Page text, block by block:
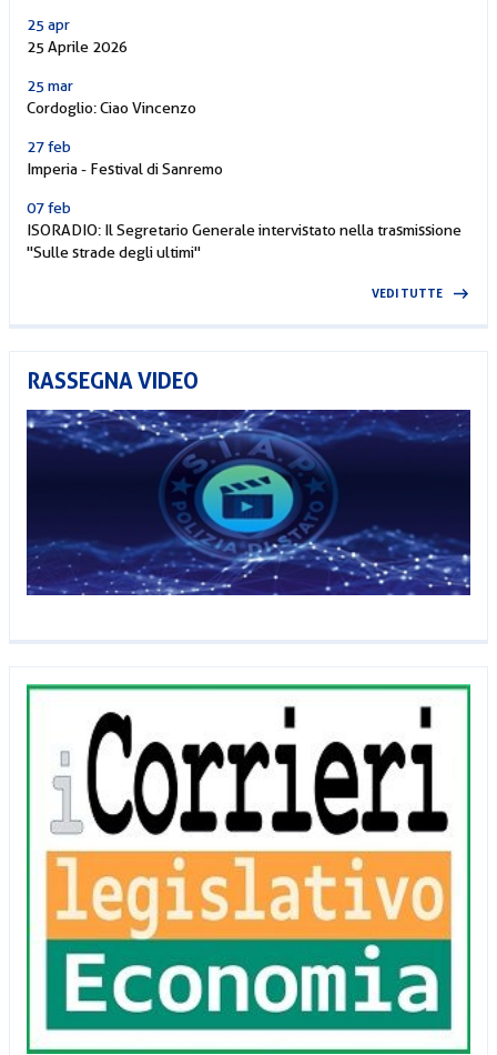
25 apr
25 Aprile 2026
25 mar
Cordoglio: Ciao Vincenzo
27 feb
Imperia - Festival di Sanremo
07 feb
ISORADIO: Il Segretario Generale intervistato nella trasmissione
"Sulle strade degli ultimi"
VEDI TUTTE
RASSEGNA VIDEO